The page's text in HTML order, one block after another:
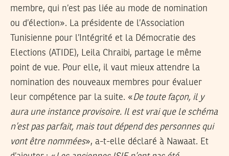
membre, qui n’est pas liée au mode de nomination
ou d’élection». La présidente de l’Association
Tunisienne pour l’Intégrité et la Démocratie des
Elections (ATIDE), Leila Chraibi, partage le même
point de vue. Pour elle, il vaut mieux attendre la
nomination des nouveaux membres pour évaluer
leur compétence par la suite. «De toute façon, il y
aura une instance provisoire. Il est vrai que le schéma
n’est pas parfait, mais tout dépend des personnes qui
vont être nommées», a-t-elle déclaré à Nawaat. Et